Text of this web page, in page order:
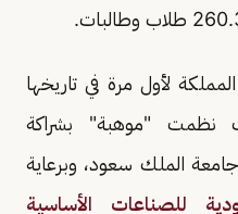
استضافة المملكة لأول مرة في تاريخها
نظمت "موهبة" بشراكة
الملك سعود، وبرعاية
للصناعات الأساسية